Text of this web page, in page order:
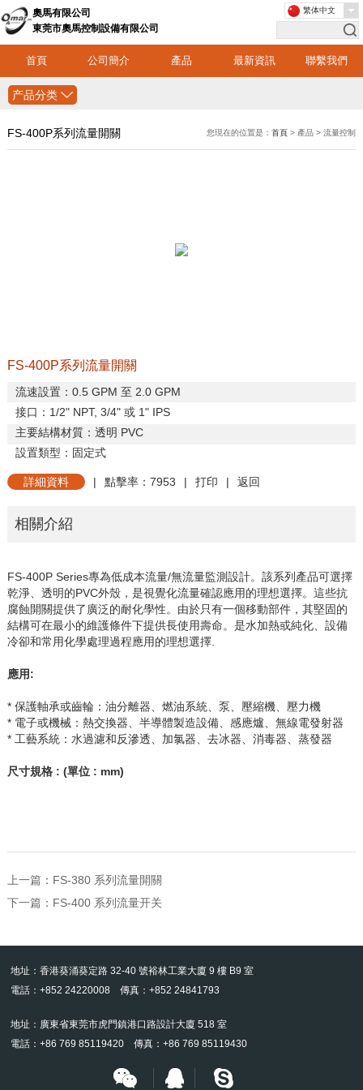
奧馬有限公司
東莞市奧馬控制設備有限公司
首頁 公司簡介 產品 最新資訊 聯繫我們
繁体中文
产品分类
FS-400P系列流量開關 您現在的位置是：首頁 > 產品 > 流量控制
FS-400P系列流量開關
流速設置： 0.5 GPM 至 2.0 GPM
接口： 1/2" NPT, 3/4" 或 1" IPS
主要結構材質：透明 PVC
設置類型：固定式
詳細資料 | 點擊率：7953 | 打印 | 返回
相關介紹
FS-400P Series專為低成本流量/無流量監測設計。該系列產品可選擇
乾淨、透明的PVC外殼，是視覺化流量確認應用的理想選擇。這些抗
腐蝕開關提供了廣泛的耐化學性。由於只有一個移動部件，其堅固的
結構可在最小的維護條件下提供長使用壽命。是水加熱或純化、設備
冷卻和常用化學處理過程應用的理想選擇.
應用:
* 保護軸承或齒輪：油分離器、燃油系統、泵、壓縮機、壓力機
* 電子或機械：熱交換器、半導體製造設備、感應爐、無線電發射器
* 工藝系統：水過濾和反滲透、加氯器、去冰器、消毒器、蒸發器
尺寸規格: (單位: mm)
上一篇： FS-380 系列流量開關
下一篇： FS-400 系列流量开关
地址：香港葵涌葵定路 32-40 號裕林工業大廈 9 樓 B9 室
電話：+852 24220008 傳真：+852 24841793
地址：廣東省東莞市虎門鎮港口路設計大廈 518 室
電話：+86 769 85119420 傳真：+86 769 85119430